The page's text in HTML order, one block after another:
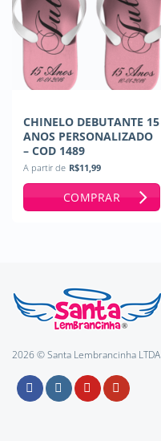
CHINELO DEBUTANTE 15
ANOS PERSONALIZADO
– COD 1489
A partir de R$11,99
COMPRAR
2026 © Santa Lembrancinha LTDA